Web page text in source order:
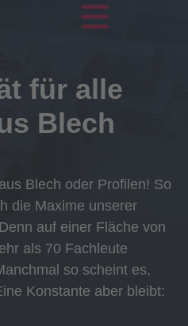
für alle
Blech
Blech oder Profilen! So
die Maxime unserer
auf einer Fläche von
als 70 Fachleute
so scheint es,
Konstante aber bleibt: